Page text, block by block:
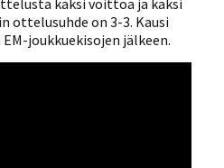
kaksi voittoa ja kaksi
ottelusuhde on 3-3. Kausi
joukkuekisojen jälkeen.